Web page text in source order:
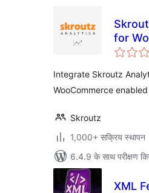
for
Integrate Skroutz
WooCommerce
Skroutz
1,000+ सक्रिय स्थापन
6.4.9 के साथ परीक्षण
XML